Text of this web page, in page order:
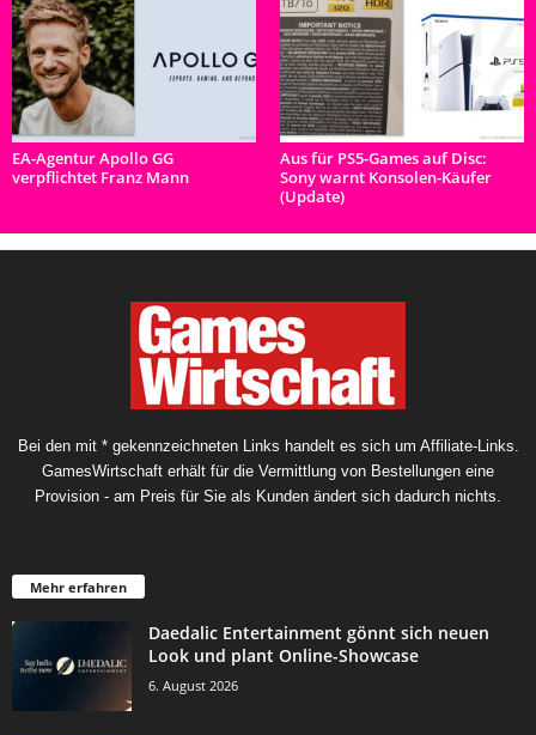
EA-Agentur Apollo GG
verpflichtet Franz Mann
Aus für PS5-Games auf Disc:
Sony warnt Konsolen-Käufer
(Update)
Bei den mit * gekennzeichneten Links handelt es sich um Affiliate-Links.
GamesWirtschaft erhält für die Vermittlung von Bestellungen eine
Provision - am Preis für Sie als Kunden ändert sich dadurch nichts.
Mehr erfahren
Daedalic Entertainment gönnt sich neuen
Look und plant Online-Showcase
6. August 2026